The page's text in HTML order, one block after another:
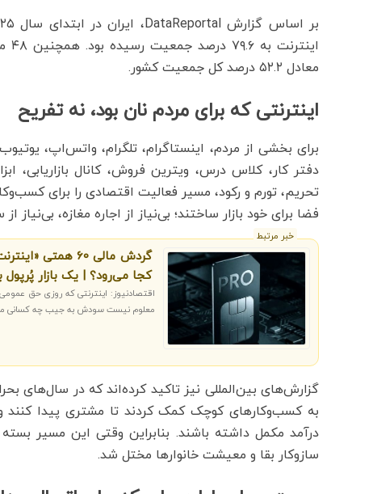
معادل ۵۲.۲ درصد کل جمعیت کشور.
اینترنتی که برای مردم نان بود، نه تفریح
برای بخشی از مردم، اینستاگرام، تلگرام، واتس‌اپ،
دفتر کار، کلاس درس، ویترین فروش، کانال بازاریابی،
تحریم، تورم و رکود، مسیر فعالیت اقتصادی را برای
فضا برای خود بازار ساختند؛ بی‌نیاز از اجاره مغازه،
خبر مرتبط
کجا می‌رود؟ | یک بازار
اقتصادنیوز: اینترنتی که روزی حق
معلوم نیست سودش به جیب چه کسانی
گزارش‌های بین‌المللی نیز تاکید کرده‌اند که در سال‌های
به کسب‌وکارهای کوچک کمک کردند تا مشتری پیدا کنند و
درآمد مکمل داشته باشند. بنابراین وقتی این مسیر
سازوکار بقا و معیشت خانوارها مختل شد.